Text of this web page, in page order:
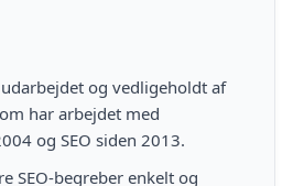
og vedligeholdt af
har arbejdet med
og SEO siden 2013.
SEO-begreber enkelt og